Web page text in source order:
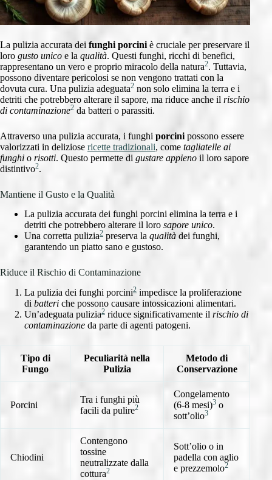
La pulizia accurata dei funghi porcini è cruciale per preservare il
loro gusto unico e la qualità. Questi funghi, ricchi di benefici,
rappresentano un vero e proprio miracolo della natura2. Tuttavia,
possono diventare pericolosi se non vengono trattati con la
dovuta cura. Una pulizia adeguata2 non solo elimina la terra e i
detriti che potrebbero alterare il sapore, ma riduce anche il rischio
di contaminazione2 da batteri o parassiti.
Attraverso una pulizia accurata, i funghi porcini possono essere
valorizzati in deliziose ricette tradizionali, come tagliatelle ai
funghi o risotti. Questo permette di gustare appieno il loro sapore
distintivo2.
Mantiene il Gusto e la Qualità
La pulizia accurata dei funghi porcini elimina la terra e i
detriti che potrebbero alterare il loro sapore unico.
Una corretta pulizia2 preserva la qualità dei funghi,
garantendo un piatto sano e gustoso.
Riduce il Rischio di Contaminazione
La pulizia dei funghi porcini2 impedisce la proliferazione
di batteri che possono causare intossicazioni alimentari.
Un’adeguata pulizia2 riduce significativamente il rischio di
contaminazione da parte di agenti patogeni.
Tipo di
Fungo
Peculiarità nella
Pulizia
Metodo di
Conservazione
Porcini
Tra i funghi più
facili da pulire2
Congelamento
(6-8 mesi)3 o
sott’olio3
Chiodini
Contengono
tossine
neutralizzate dalla
cottura2
Sott’olio o in
padella con aglio
e prezzemolo2